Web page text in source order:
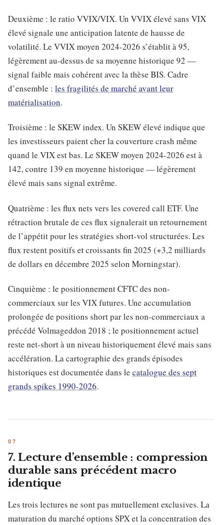
Deuxième : le ratio VVIX/VIX. Un VVIX élevé sans VIX
élevé signale une anticipation latente de hausse de
volatilité. Le VVIX moyen 2024-2026 s’établit à 95,
légèrement au-dessus de sa moyenne historique 92 —
signal faible mais cohérent avec la thèse BIS. Cadre
d’ensemble : les fragilités de marché avant leur
matérialisation.
Troisième : le SKEW index. Un SKEW élevé indique que
les investisseurs paient cher la couverture crash même
quand le VIX est bas. Le SKEW moyen 2024-2026 est à
142, contre 139 en moyenne historique — légèrement
élevé mais sans signal extrême.
Quatrième : les flux nets vers les covered call ETF. Une
rétraction brutale de ces flux signalerait un retournement
de l’appétit pour les stratégies short-vol structurées. Les
flux restent positifs et croissants fin 2025 (+3,2 milliards
de dollars en décembre 2025 selon Morningstar).
Cinquième : le positionnement CFTC des non-
commerciaux sur les VIX futures. Une accumulation
prolongée de positions short par les non-commerciaux a
précédé Volmageddon 2018 ; le positionnement actuel
reste net-short à un niveau historiquement élevé mais sans
accélération. La cartographie des grands épisodes
historiques est documentée dans le catalogue des sept
grands spikes 1990-2026.
7. Lecture d’ensemble : compression
durable sans précédent macro
identique
Les trois lectures ne sont pas mutuellement exclusives. La
maturation du marché options SPX et la concentration des